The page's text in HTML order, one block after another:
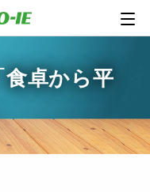
食卓から平